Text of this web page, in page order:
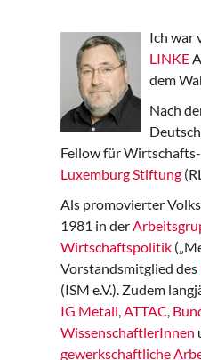
Ich war
LINKE
dem
Nach
Fellow für
Luxemburg Stiftung
Als promovierter
1981 in der
Wirtschaftspolitik
Vorstandsmitglied des
(ISM e.V.). Zudem
IG Metall,ATTAC,
WissenschaftlerInnen
gewerkschaftliche